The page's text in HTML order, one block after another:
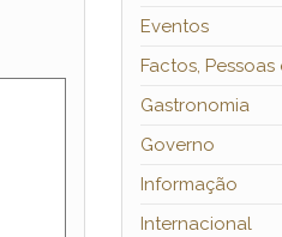
Eventos
Factos, Pessoas
Gastronomia
Governo
Informação
Internacional